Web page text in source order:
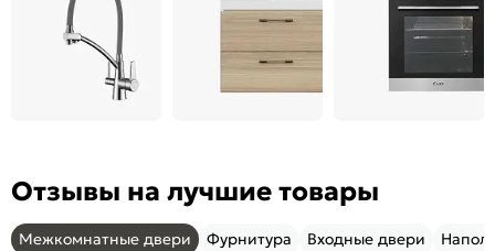
Отзывы на лучшие товары
Межкомнатные двери Фурнитура Входные двери